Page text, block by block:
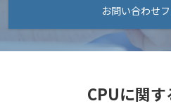
お問い合わせ
CPUに関